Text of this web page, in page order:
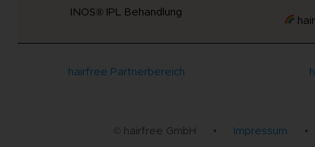
INOS® IPL Behandlung
hairfree Partnerbereich
© hairfree GmbH • Impressum •